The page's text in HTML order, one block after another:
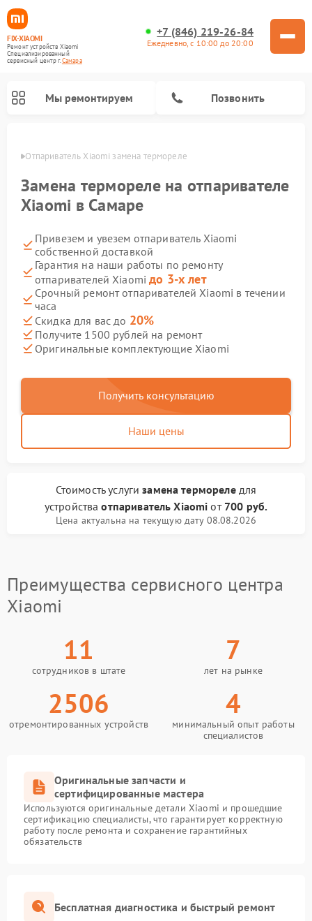
FIX-XIAOMI
Ремонт устройств Xiaomi
Специализированный
cервисный центр г.Самара
+7 (846) 219-26-84
Ежедневно, с 10:00 до 20:00
Мы ремонтируем Позвонить
Отпариватель Xiaomi замена термореле
Замена термореле на отпаривателе
Xiaomi в Самаре
Привезем и увезем отпариватель Xiaomi
собственной доставкой
Гарантия на наши работы по ремонту
отпаривателей Xiaomiдо 3-х лет
Срочный ремонт отпаривателей Xiaomi в течении
часа
Скидка для вас до 20%
Получите 1500 рублей на ремонт
Оригинальные комплектующие Xiaomi
Получить консультацию
Наши цены
Стоимость услугизамена термореледля
устройстваотпариватель Xiaomi от 700 руб.
Цена актуальна на текущую дату 08.08.2026
Преимущества сервисного центра
Xiaomi
11
сотрудников в штате
7
лет на рынке
2506
отремонтированных устройств
4
минимальный опыт работы
специалистов
Оригинальные запчасти и
сертифицированные мастера
Используются оригинальные детали Xiaomi и прошедшие
сертификацию специалисты, что гарантирует корректную
работу после ремонта и сохранение гарантийных
обязательств
Бесплатная диагностика и быстрый ремонт